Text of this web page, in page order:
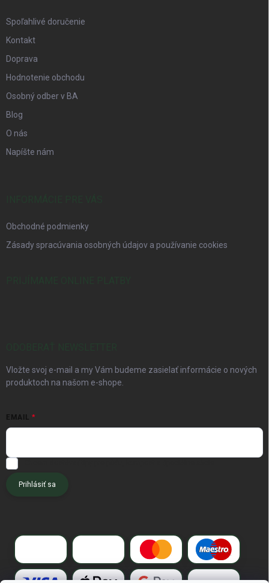
Spoľahlivé doručenie
Kontakt
Doprava
Hodnotenie obchodu
Osobný odber v BA
Blog
O nás
Napíšte nám
Obchodné podmienky
Zásady spracúvania osobných údajov a používanie cookies
Vložte svoj e-mail a my Vám budeme zasielať informácie o nových
produktoch na našom e-shope.
EMAIL
Prihlásiť sa